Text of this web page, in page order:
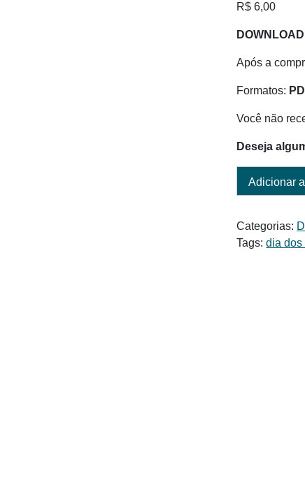
R$ 6,00
Após a
Formatos:
Você não
Deseja
Adicionar
Categorias:
Tags:dia dos